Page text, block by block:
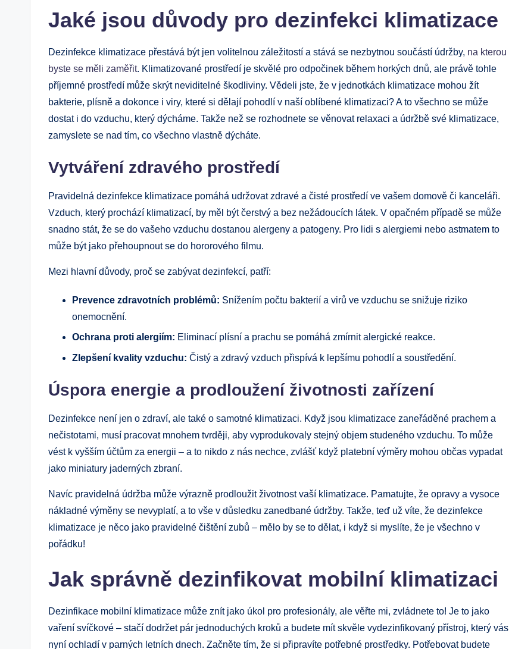
Jaké jsou důvody pro dezinfekci klimatizace
Dezinfekce klimatizace přestává být jen volitelnou záležitostí a stává se nezbytnou součástí údržby, na kterou
byste se měli zaměřit. Klimatizované prostředí je skvělé pro odpočinek během horkých dnů, ale právě tohle
příjemné prostředí může skrýt neviditelné škodliviny. Vědeli jste, že v jednotkách klimatizace mohou žít
bakterie, plísně a dokonce i viry, které si dělají pohodlí v naší oblíbené klimatizaci? A to všechno se může
dostat i do vzduchu, který dýcháme. Takže než se rozhodnete se věnovat relaxaci a údržbě své klimatizace,
zamyslete se nad tím, co všechno vlastně dýcháte.
Vytváření zdravého prostředí
Pravidelná dezinfekce klimatizace pomáhá udržovat zdravé a čisté prostředí ve vašem domově či kanceláři.
Vzduch, který prochází klimatizací, by měl být čerstvý a bez nežádoucích látek. V opačném případě se může
snadno stát, že se do vašeho vzduchu dostanou alergeny a patogeny. Pro lidi s alergiemi nebo astmatem to
může být jako přehoupnout se do hororového filmu.
Mezi hlavní důvody, proč se zabývat dezinfekcí, patří:
Prevence zdravotních problémů: Snížením počtu bakterií a virů ve vzduchu se snižuje riziko
onemocnění.
Ochrana proti alergiím: Eliminací plísní a prachu se pomáhá zmírnit alergické reakce.
Zlepšení kvality vzduchu: Čistý a zdravý vzduch přispívá k lepšímu pohodlí a soustředění.
Úspora energie a prodloužení životnosti zařízení
Dezinfekce není jen o zdraví, ale také o samotné klimatizaci. Když jsou klimatizace zaneřáděné prachem a
nečistotami, musí pracovat mnohem tvrději, aby vyprodukovaly stejný objem studeného vzduchu. To může
vést k vyšším účtům za energii – a to nikdo z nás nechce, zvlášť když platební výměry mohou občas vypadat
jako miniatury jaderných zbraní.
Navíc pravidelná údržba může výrazně prodloužit životnost vaší klimatizace. Pamatujte, že opravy a vysoce
nákladné výměny se nevyplatí, a to vše v důsledku zanedbané údržby. Takže, teď už víte, že dezinfekce
klimatizace je něco jako pravidelné čištění zubů – mělo by se to dělat, i když si myslíte, že je všechno v
pořádku!
Jak správně dezinfikovat mobilní klimatizaci
Dezinfikace mobilní klimatizace může znít jako úkol pro profesionály, ale věřte mi, zvládnete to! Je to jako
vaření svíčkové – stačí dodržet pár jednoduchých kroků a budete mít skvěle vydezinfikovaný přístroj, který vás
nyní ochladí v parných letních dnech. Začněte tím, že si připravíte potřebné prostředky. Potřebovat budete